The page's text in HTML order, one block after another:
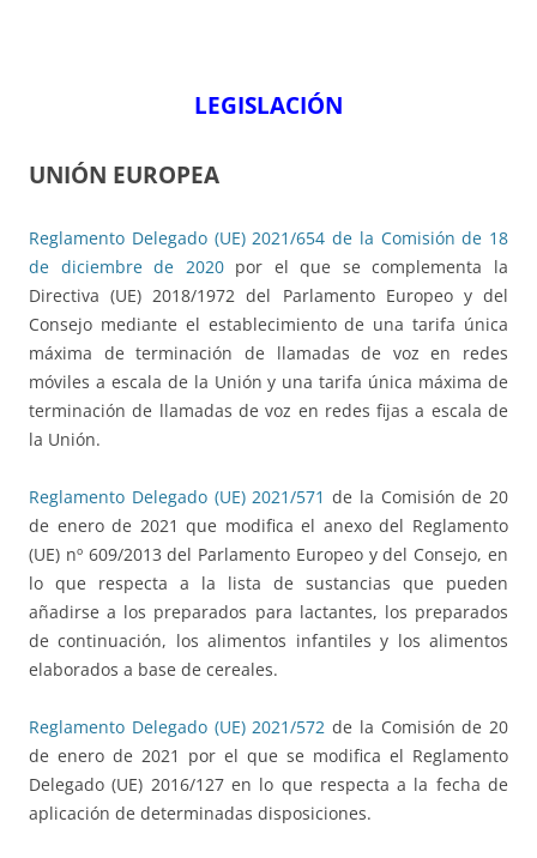
LEGISLACIÓN
UNIÓN EUROPEA
Reglamento Delegado (UE) 2021/654 de la Comisión de 18
de diciembre de 2020por el que se complementa la
Directiva (UE) 2018/1972 del Parlamento Europeo y del
Consejo mediante el establecimiento de una tarifa única
máxima de terminación de llamadas de voz en redes
móviles a escala de la Unión y una tarifa única máxima de
terminación de llamadas de voz en redes fijas a escala de
la Unión.
Reglamento Delegado (UE) 2021/571 de la Comisión de 20
de enero de 2021 que modifica el anexo del Reglamento
(UE) nº 609/2013 del Parlamento Europeo y del Consejo, en
lo que respecta a la lista de sustancias que pueden
añadirse a los preparados para lactantes, los preparados
de continuación, los alimentos infantiles y los alimentos
elaborados a base de cereales.
Reglamento Delegado (UE) 2021/572 de la Comisión de 20
de enero de 2021 por el que se modifica el Reglamento
Delegado (UE) 2016/127 en lo que respecta a la fecha de
aplicación de determinadas disposiciones.